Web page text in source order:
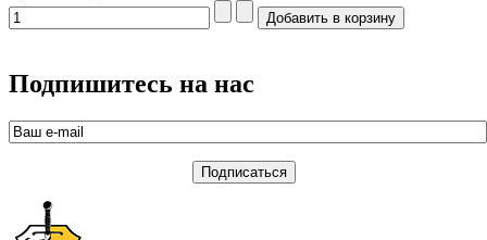
Подпишитесь на нас